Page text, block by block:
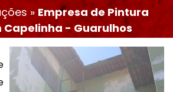
» Empresa de Pintura
Capelinha - Guarulhos